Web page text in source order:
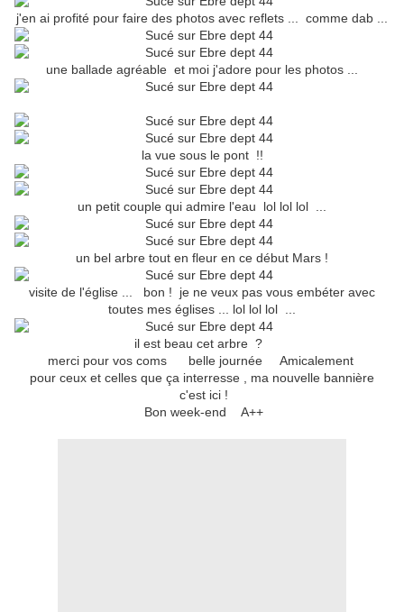
j'en ai profité pour faire des photos avec reflets ... comme dab ...
une ballade agréable et moi j'adore pour les photos ...
la vue sous le pont !!
un petit couple qui admire l'eau lol lol lol ...
un bel arbre tout en fleur en ce début Mars !
visite de l'église ... bon ! je ne veux pas vous embéter avec
toutes mes églises ... lol lol lol ...
il est beau cet arbre ?
merci pour vos coms belle journée Amicalement
pour ceux et celles que ça interresse , ma nouvelle bannière
c'est ici !
Bon week-end A++